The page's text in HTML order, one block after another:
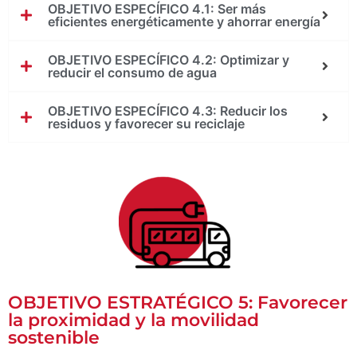
OBJETIVO ESPECÍFICO 4.1: Ser más
eficientes energéticamente y ahorrar energía
OBJETIVO ESPECÍFICO 4.2: Optimizar y
reducir el consumo de agua
OBJETIVO ESPECÍFICO 4.3: Reducir los
residuos y favorecer su reciclaje
OBJETIVO ESTRATÉGICO 5: Favorecer
la proximidad y la movilidad
sostenible